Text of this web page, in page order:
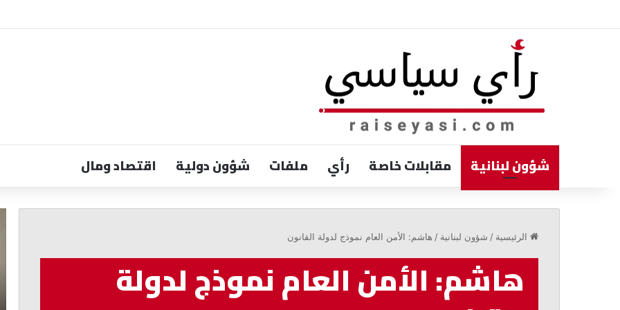
شؤون لبنانية مقابلات خاصة رأي ملفات شؤون دولية اقتصاد ومال
الرئيسية / شؤون لبنانية / هاشم: الأمن العام نموذج لدولة القانون
هاشم: الأمن العام نموذج لدولة
حول
الدولة
ضرورة
لمواجهة
يضمن
والاستقلالية